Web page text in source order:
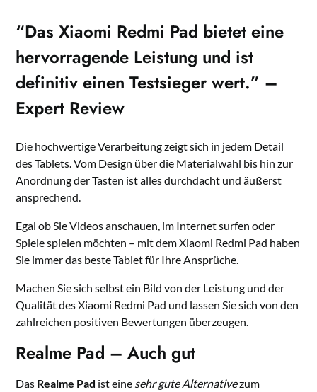
“Das Xiaomi Redmi Pad bietet eine
hervorragende Leistung und ist
definitiv einen Testsieger wert.” –
Expert Review
Die hochwertige Verarbeitung zeigt sich in jedem Detail
des Tablets. Vom Design über die Materialwahl bis hin zur
Anordnung der Tasten ist alles durchdacht und äußerst
ansprechend.
Egal ob Sie Videos anschauen, im Internet surfen oder
Spiele spielen möchten – mit dem Xiaomi Redmi Pad haben
Sie immer das beste Tablet für Ihre Ansprüche.
Machen Sie sich selbst ein Bild von der Leistung und der
Qualität des Xiaomi Redmi Pad und lassen Sie sich von den
zahlreichen positiven Bewertungen überzeugen.
Realme Pad – Auch gut
Das Realme Pad ist eine sehr gute Alternativezum